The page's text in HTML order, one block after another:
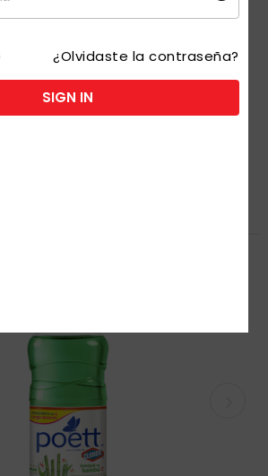
INGRESAR/ REGISTRAR
¿Olvidaste la contraseña?
SIGN IN